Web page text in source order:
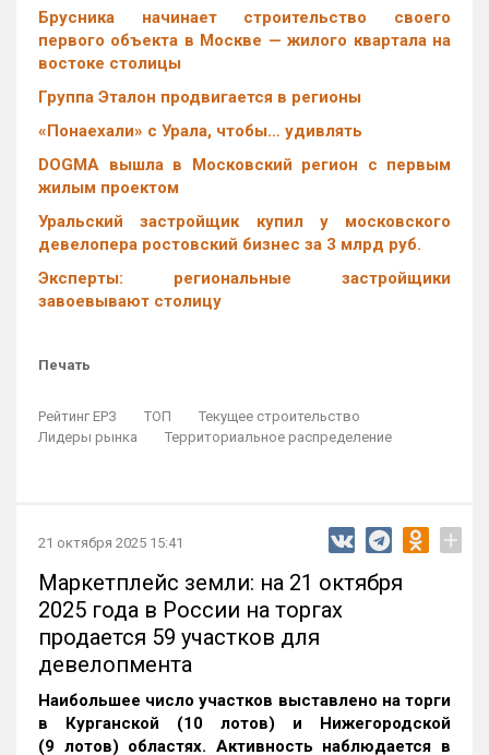
Брусника начинает строительство своего
первого объекта в Москве — жилого квартала на
востоке столицы
Группа Эталон продвигается в регионы
«Понаехали» с Урала, чтобы… удивлять
DOGMA вышла в Московский регион с первым
жилым проектом
Уральский застройщик купил у московского
девелопера ростовский бизнес за 3 млрд руб.
Эксперты: региональные застройщики
завоевывают столицу
Печать
Рейтинг ЕРЗ ТОП
Текущее строительство
Лидеры рынка
Территориальное распределение
21 октября 2025 15:41 +
Маркетплейс земли: на 21 октября
2025 года в России на торгах
продается 59 участков для
девелопмента
Наибольшее число участков выставлено на торги
в Курганской (10 лотов) и Нижегородской
(9 лотов) областях. Активность наблюдается в